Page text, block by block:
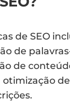
de SEO
de
de
otimização